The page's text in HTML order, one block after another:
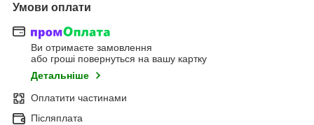
Умови оплати
Ви отримаєте замовлення
або гроші повернуться на вашу картку
Детальніше
Оплатити частинами
Післяплата